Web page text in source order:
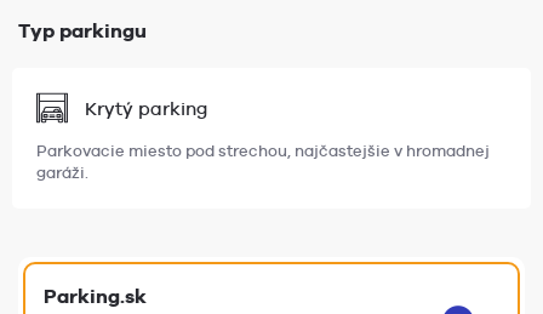
Typ parkingu
Krytý parking
Parkovacie miesto pod strechou, najčastejšie v hromadnej
garáži.
Parking.sk